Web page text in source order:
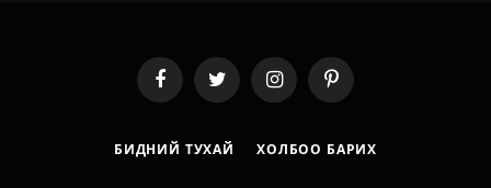
FacebookTwitter InstagramPinterest
БИДНИЙ ТУХАЙ ХОЛБОО БАРИХ